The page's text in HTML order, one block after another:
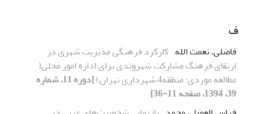
ف
فاضلی، نعمت الله کارکرد فرهنگی مدیریت شهری در
ارتقای فرهنگ مشارکت شهروندی برای اداره امور محلی(
مطالعه موردی: منطقه4 شهرداری تهران)
[دوره 11، شماره
39، 1394، صفحه 11-36]